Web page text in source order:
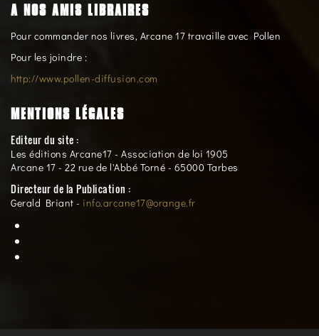
A NOS AMIS LIBRAIRES
Pour commander nos livres, Arcane 17 travaille avec Pollen
Pour les joindre :
http://www.pollen-diffusion.com
MENTIONS LÉGALES
Editeur du site :
Les éditions Arcane17 - Association de loi 1905
Arcane 17 - 22 rue de l'Abbé Torné - 65000 Tarbes
Directeur de la Publication :
Gerald Briant - info.arcane17@orange.fr